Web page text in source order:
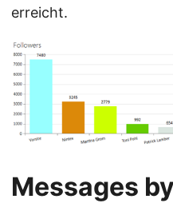
erreicht.
Messages